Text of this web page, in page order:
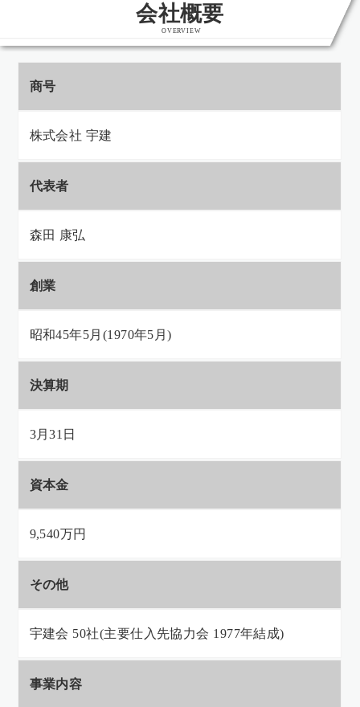
会社概要
OVERVIEW
商号
株式会社 宇建
代表者
森田 康弘
創業
昭和45年5月(1970年5月)
決算期
3月31日
資本金
9,540万円
その他
宇建会 50社(主要仕入先協力会 1977年結成)
事業内容